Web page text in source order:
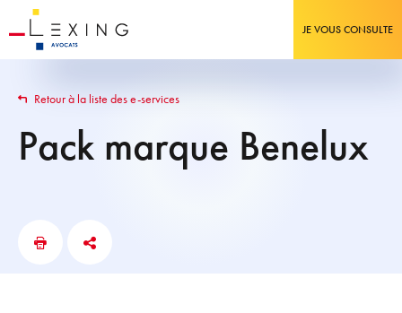
JE VOUS CONSULTE
Retour à la liste des e-services
Pack marque Benelux